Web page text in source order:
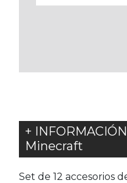
+
Minecraft
Set de 12 accesorios